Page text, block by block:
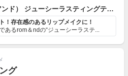
rom&nd（ロムアンド） ジューシーラスティングティント #06 FIGFIG
！存在感のあるリップメイクに！
あるrom＆ndの“ジューシーラステ...
グ